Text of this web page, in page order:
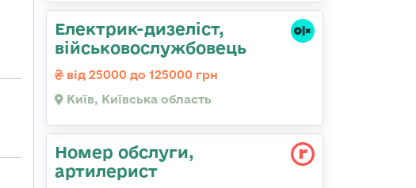
Електрик-дизеліст,
військовослужбовець
від 25000 до 125000 грн
Київ, Київська область
Номер обслуги,
артилерист